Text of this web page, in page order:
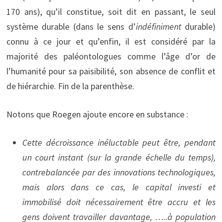
170 ans), qu’il constitue, soit dit en passant, le seul
système durable (dans le sens d’indéfinimentdurable)
connu à ce jour et qu’enfin, il est considéré par la
majorité des paléontologues comme l’âge d’or de
l’humanité pour sa paisibilité, son absence de conflit et
de hiérarchie. Fin de la parenthèse.
Notons que Roegen ajoute encore en substance :
Cette décroissance inéluctable peut être, pendant
un court instant (sur la grande échelle du temps),
contrebalancée par des innovations technologiques,
mais alors dans ce cas, le capital investi et
immobilisé doit nécessairement être accru et les
gens doivent travailler davantage, …..à population